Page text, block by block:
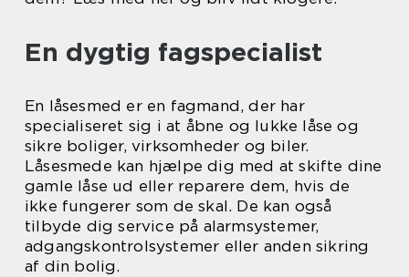
En dygtig fagspecialist
En låsesmed er en fagmand, der har
specialiseret sig i at åbne og lukke låse og
sikre boliger, virksomheder og biler.
Låsesmede kan hjælpe dig med at skifte dine
gamle låse ud eller reparere dem, hvis de
ikke fungerer som de skal. De kan også
tilbyde dig service på alarmsystemer,
adgangskontrolsystemer eller anden sikring
af din bolig.